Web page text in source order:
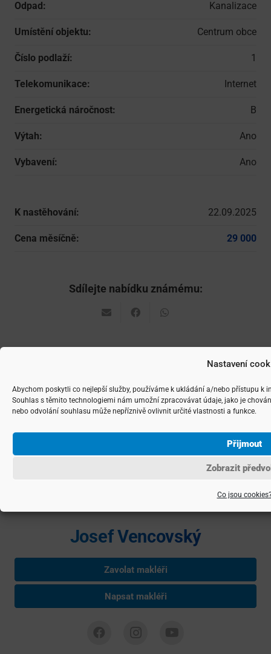
Nastavení
Abychom poskytli co nejlepší služby, používáme k ukládání a/nebo přístupu k
Souhlas s těmito technologiemi nám umožní zpracovávat údaje, jako je
nebo odvolání souhlasu může nepříznivě ovlivnit určité vlastnosti a funkce.
Přijmout
Zobrazit
Co jsou
Odpad: Kanalizace
Umístění objektu: Centrum obce
Číslo podlaží: 1
Telekomunikace: Internet
Energetická náročnost: B
Výtah: Ano
Vybavení: Ano
K nastěhování: 22.09.2025
Cena měsíčně: 29 000
Sdílejte nabídku známému:
Další nabídky nemovitostí
Prohlédněte si i další nemovitosti z nabídky
Pronajato – Kancelářské
Josef Vencovský
Zavolat makléři
Napsat makléři